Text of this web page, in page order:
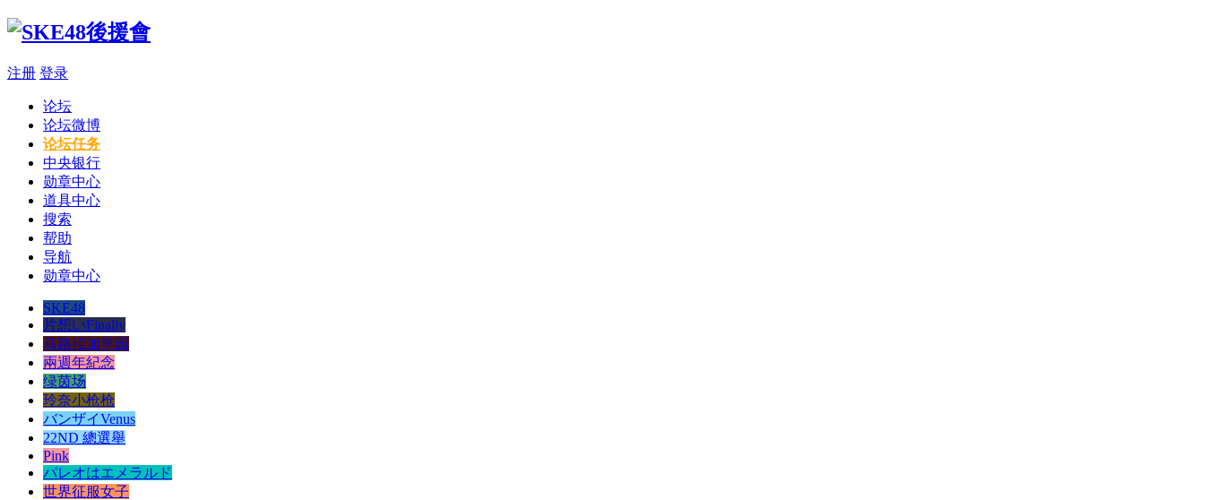
注册 登录
论坛
论坛微博
论坛任务
中央银行
勋章中心
道具中心
搜索
帮助
导航
勋章中心
SKE48
片想いFinally
马路须加学园
兩週年紀念
绿茵场
玲奈小枪枪
バンザイVenus
22ND 總選舉
Pink
パレオはエメラルド
世界征服女子